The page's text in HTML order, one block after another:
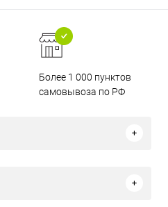
Более 1 000 пунктов
самовывоза по РФ